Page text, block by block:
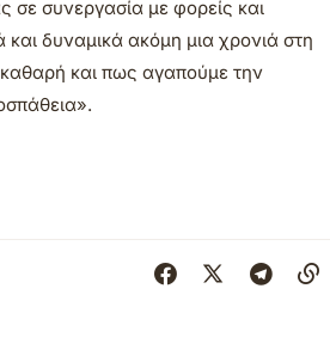
συνεργασία με φορείς και
δυναμικά ακόμη μια χρονιά στη
και πως αγαπούμε την